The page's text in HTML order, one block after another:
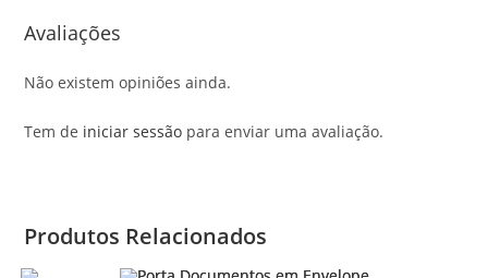
Avaliações
Não existem opiniões ainda.
Tem de iniciar sessão para enviar uma avaliação.
Produtos Relacionados